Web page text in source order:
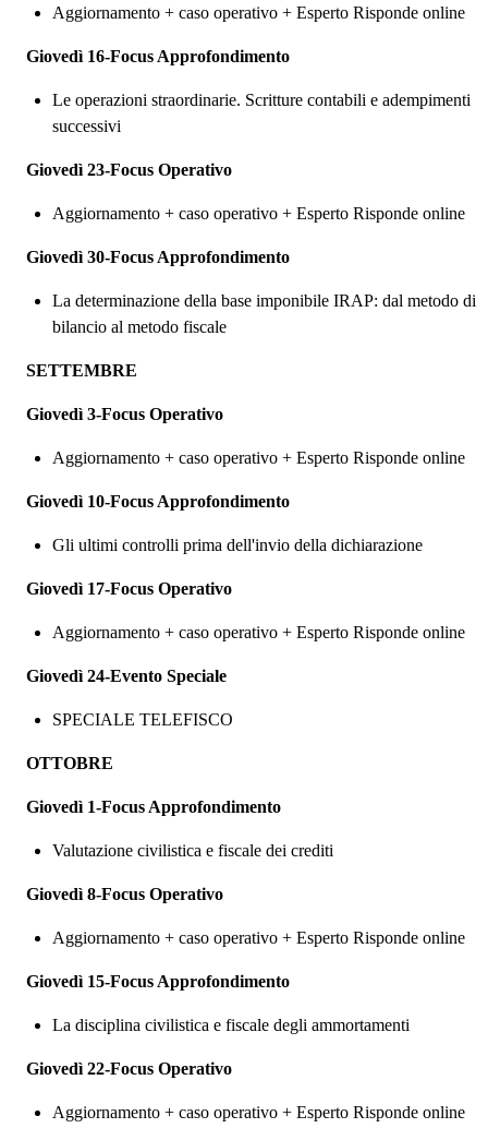
Aggiornamento + caso operativo + Esperto Risponde online
Giovedì 16-Focus Approfondimento
Le operazioni straordinarie. Scritture contabili e adempimenti
successivi
Giovedì 23-Focus Operativo
Aggiornamento + caso operativo + Esperto Risponde online
Giovedì 30-Focus Approfondimento
La determinazione della base imponibile IRAP: dal metodo di
bilancio al metodo fiscale
SETTEMBRE
Giovedì 3-Focus Operativo
Aggiornamento + caso operativo + Esperto Risponde online
Giovedì 10-Focus Approfondimento
Gli ultimi controlli prima dell'invio della dichiarazione
Giovedì 17-Focus Operativo
Aggiornamento + caso operativo + Esperto Risponde online
Giovedì 24-Evento Speciale
SPECIALE TELEFISCO
OTTOBRE
Giovedì 1-Focus Approfondimento
Valutazione civilistica e fiscale dei crediti
Giovedì 8-Focus Operativo
Aggiornamento + caso operativo + Esperto Risponde online
Giovedì 15-Focus Approfondimento
La disciplina civilistica e fiscale degli ammortamenti
Giovedì 22-Focus Operativo
Aggiornamento + caso operativo + Esperto Risponde online